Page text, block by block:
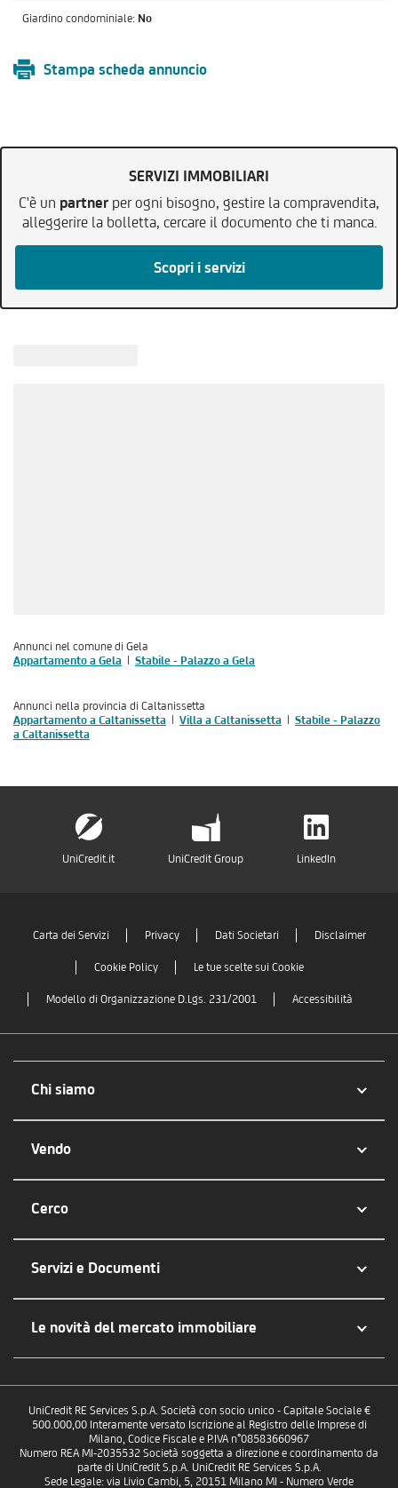
Giardino condominiale: No
Stampa scheda annuncio
SERVIZI IMMOBILIARI
C'è un partner per ogni bisogno, gestire la compravendita,
alleggerire la bolletta, cercare il documento che ti manca.
Scopri i servizi
Annunci nel comune di Gela
Appartamento a Gela
Stabile - Palazzo a Gela
Annunci nella provincia di Caltanissetta
Appartamento a Caltanissetta
Villa a Caltanissetta
Stabile - Palazzo
a Caltanissetta
UniCredit.it UniCredit Group LinkedIn
Carta dei Servizi Privacy Dati Societari Disclaimer
Cookie Policy Le tue scelte sui Cookie
Modello di Organizzazione D.Lgs. 231/2001 Accessibilità
Chi siamo
Vendo
Cerco
Servizi e Documenti
Le novità del mercato immobiliare
UniCredit RE Services S.p.A. Società con socio unico - Capitale Sociale €
500.000,00 Interamente versato Iscrizione al Registro delle Imprese di
Milano, Codice Fiscale e P.IVA n°08583660967
Numero REA MI-2035532 Società soggetta a direzione e coordinamento da
parte di UniCredit S.p.A. UniCredit RE Services S.p.A.
Sede Legale: via Livio Cambi, 5, 20151 Milano MI - Numero Verde